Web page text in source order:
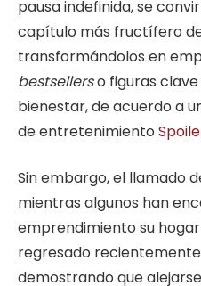
pausa indefinida, se
capítulo más fructífero
transformándolos en
bestsellerso figuras
bienestar, de acuerdo a
de entretenimiento
Sin embargo, el llamado
mientras algunos han
emprendimiento su
regresado
demostrando que